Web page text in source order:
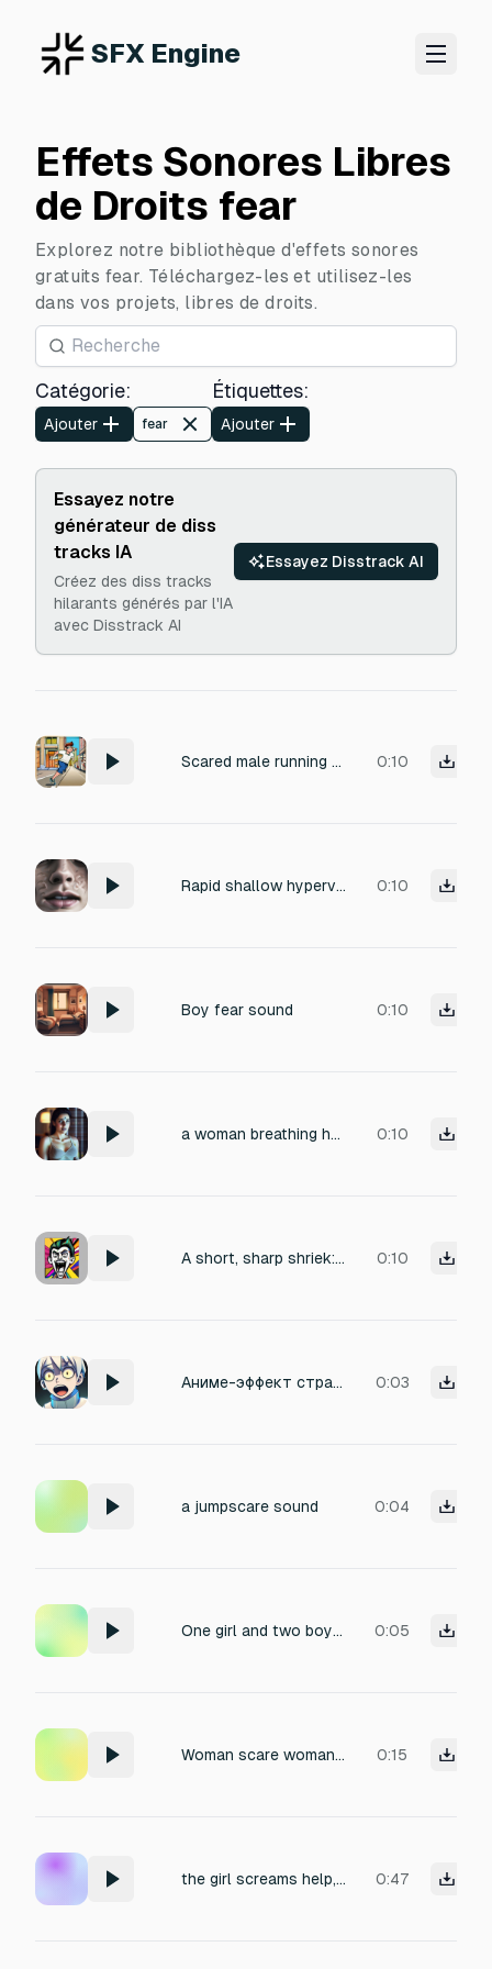
SFX Engine
Effets Sonores Libres
de Droits fear
Explorez notre bibliothèque d'effets sonores
gratuits fear. Téléchargez-les et utilisez-les
dans vos projets, libres de droits.
Catégorie:
Ajouter fear
Étiquettes:
Ajouter
Essayez notre
générateur de diss
tracks IA
Créez des diss tracks
hilarants générés par l'IA
avec Disstrack AI
Essayez Disstrack AI
Scared male running for his life 0:10
Rapid shallow hyperventilation loop, terrified human panic breathing, fast-paced sharp gasps, adrenaline rush, fear induced short breaths, high urgency, close up mic, clean recording, no heavy chest bass 0:10
Boy fear sound 0:10
a woman breathing heavily .Afraid women breathing heavy. woman spooked is breathing heavy. women gets startled after breathing heavy, lets out a soft and short scream. 0:10
A short, sharp shriek: ‘Yaaah!’” — for sudden attack/fear. 0:10
Аниме-эффект страха: короткий высокий 'тиннн', с вибрацией и эхом, подчёркивающий внезапный испуг 0:03
a jumpscare sound 0:04
One girl and two boys screaming very scared because they about to have a cae accident 0:05
Woman scare woman scare 0:15
the girl screams help, and each time the voice becomes rougher and rougher 0:47